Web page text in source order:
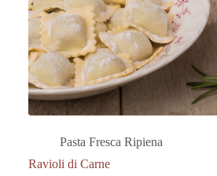
Pasta Fresca Ripiena
Ravioli di Carne